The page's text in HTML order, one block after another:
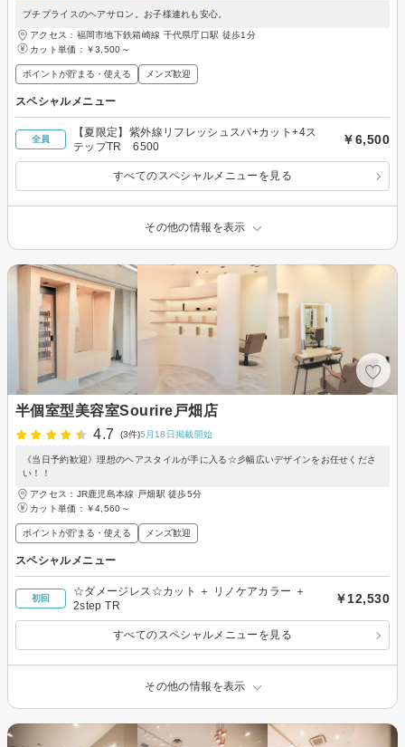
プチプライスのヘアサロン。お子様連れも安心。
アクセス：福岡市地下鉄箱崎線 千代県庁口駅 徒歩1分
カット単価： ￥3,500～
ポイントが貯まる・使える メンズ歓迎
スペシャルメニュー
全員
【夏限定】紫外線リフレッシュスパ+カット+4ス
テップTR 6500
￥6,500
すべてのスペシャルメニューを見る
その他の情報を表示
半個室型美容室Sourire戸畑店
4.7
(3件)5月18日掲載開始
《当日予約歓迎》理想のヘアスタイルが手に入る☆彡幅広いデザインをお任せくださ
い！！
アクセス：JR鹿児島本線 戸畑駅 徒歩5分
カット単価： ￥4,560～
ポイントが貯まる・使える メンズ歓迎
スペシャルメニュー
初回
☆ダメージレス☆カット ＋ リノケアカラー ＋
2step TR
￥12,530
すべてのスペシャルメニューを見る
その他の情報を表示